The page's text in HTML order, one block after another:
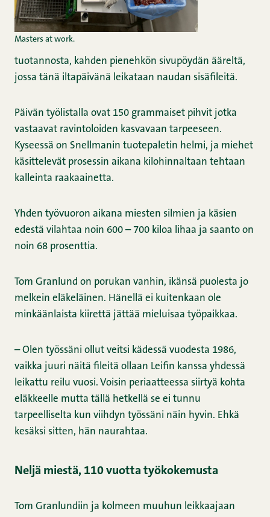
Masters at work.
tuotannosta, kahden pienehkön sivupöydän ääreltä,
jossa tänä iltapäivänä leikataan naudan sisäfileitä.
Päivän työlistalla ovat 150 grammaiset pihvit jotka
vastaavat ravintoloiden kasvavaan tarpeeseen.
Kyseessä on Snellmanin tuotepaletin helmi, ja miehet
käsittelevät prosessin aikana kilohinnaltaan tehtaan
kalleinta raakaainetta.
Yhden työvuoron aikana miesten silmien ja käsien
edestä vilahtaa noin 600 – 700 kiloa lihaa ja saanto on
noin 68 prosenttia.
Tom Granlund on porukan vanhin, ikänsä puolesta jo
melkein eläkeläinen. Hänellä ei kuitenkaan ole
minkäänlaista kiirettä jättää mieluisaa työpaikkaa.
– Olen työssäni ollut veitsi kädessä vuodesta 1986,
vaikka juuri näitä fileitä ollaan Leifin kanssa yhdessä
leikattu reilu vuosi. Voisin periaatteessa siirtyä kohta
eläkkeelle mutta tällä hetkellä se ei tunnu
tarpeelliselta kun viihdyn työssäni näin hyvin. Ehkä
kesäksi sitten, hän naurahtaa.
Neljä miestä, 110 vuotta työkokemusta
Tom Granlundiin ja kolmeen muuhun leikkaajaan